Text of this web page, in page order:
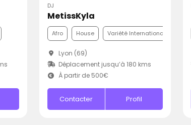
DJ
MetissKyla
Afro House Variété Internationale
Lyon (69)
Déplacement jusqu’à 180 kms
À partir de 500€
Contacter Profil